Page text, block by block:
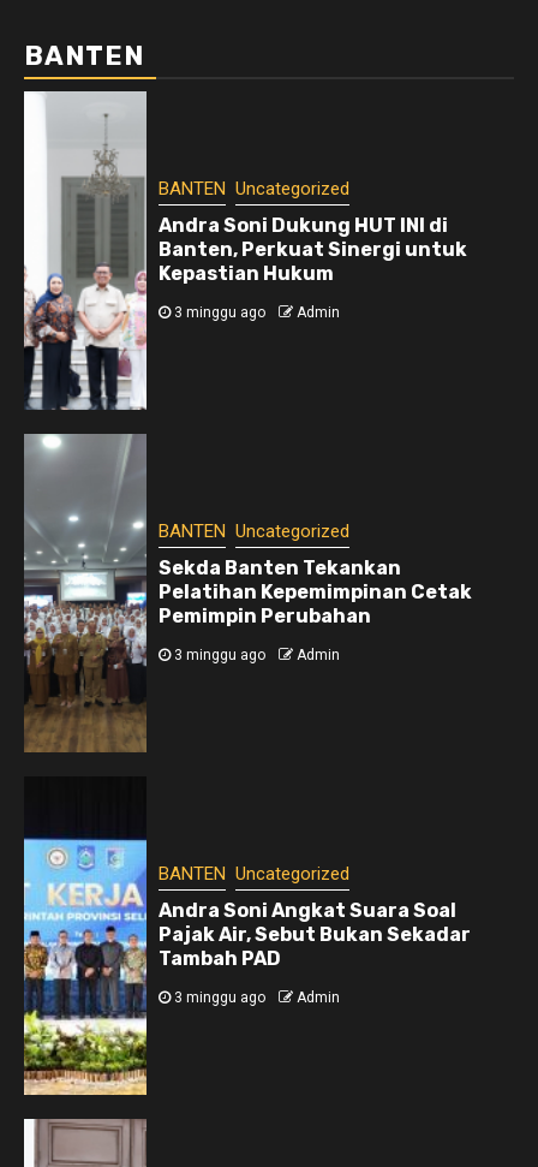
BANTEN
BANTEN Uncategorized
Andra Soni Dukung HUT INI di
Banten, Perkuat Sinergi untuk
Kepastian Hukum
3 minggu ago Admin
BANTEN Uncategorized
Sekda Banten Tekankan
Pelatihan Kepemimpinan Cetak
Pemimpin Perubahan
3 minggu ago Admin
BANTEN Uncategorized
Andra Soni Angkat Suara Soal
Pajak Air, Sebut Bukan Sekadar
Tambah PAD
3 minggu ago Admin